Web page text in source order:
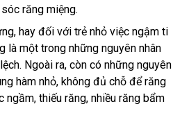
răng miệng.
hay đối với trẻ nhỏ việc ngậm ti
là một trong những nguyên nhân
Ngoài ra, còn có những nguyên
hàm nhỏ, không đủ chỗ để răng
ngầm, thiếu răng, nhiều răng bẩm